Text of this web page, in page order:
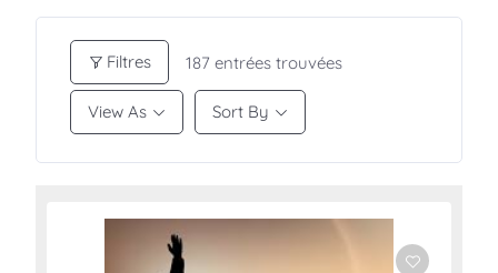
Filtres 187 entrées trouvées
View As Sort By